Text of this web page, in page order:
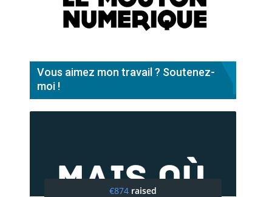
Vous aimez mon travail ? Soutenez-
moi !